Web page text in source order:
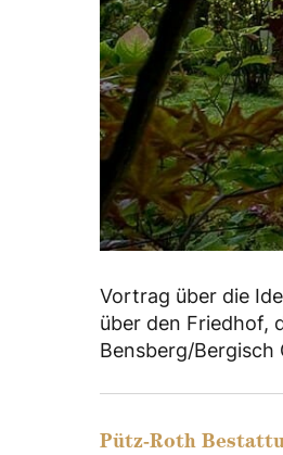
Vortrag über die
über den Friedhof,
Bensberg/
Pütz-Roth